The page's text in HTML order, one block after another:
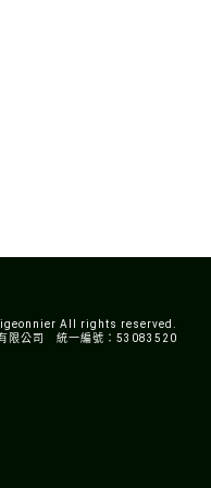
All rights reserved.
限公司 統一編號：53083520